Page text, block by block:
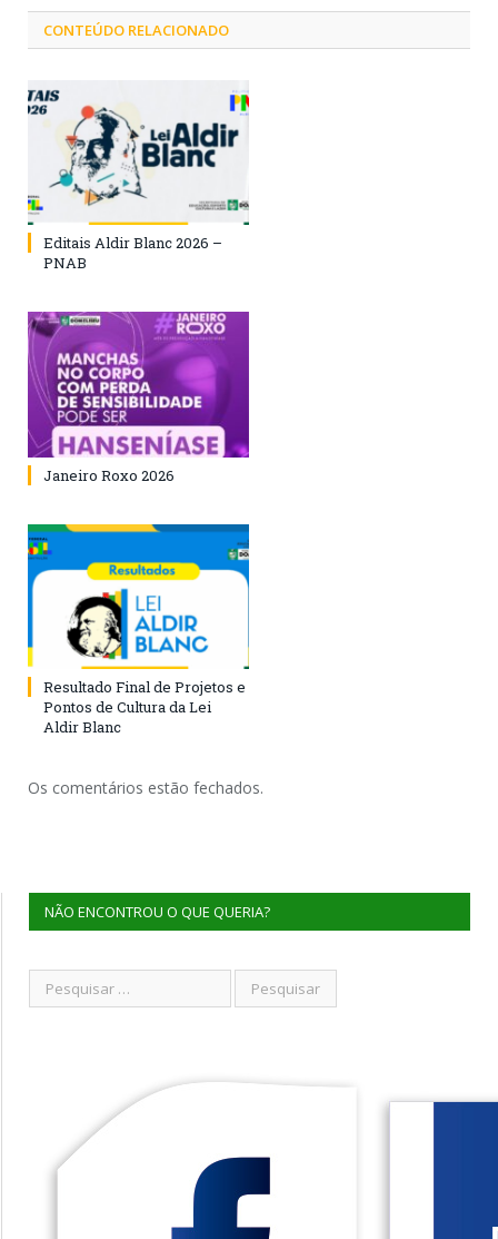
CONTEÚDO RELACIONADO
Editais Aldir Blanc 2026 –
PNAB
Janeiro Roxo 2026
Resultado Final de Projetos e
Pontos de Cultura da Lei
Aldir Blanc
Os comentários estão fechados.
NÃO ENCONTROU O QUE QUERIA?